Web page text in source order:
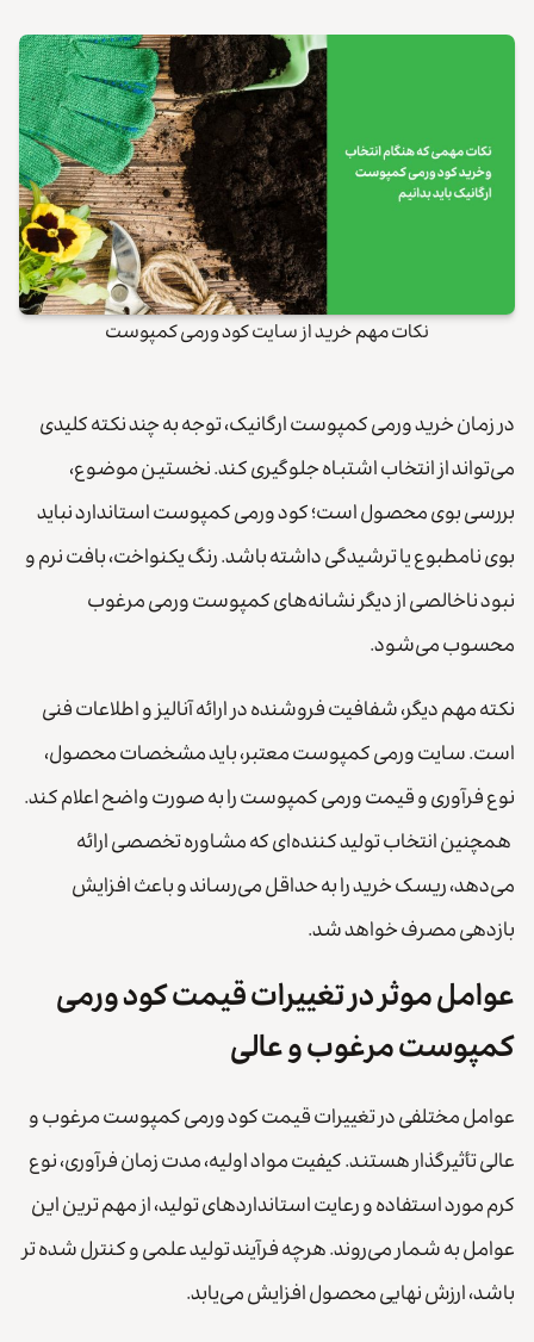
نکات مهم خرید از سایت کود ورمی کمپوست
در زمان خرید ورمی کمپوست ارگانیک، توجه به چند نکته کلیدی
می‌تواند از انتخاب اشتباه جلوگیری کند. نخستین موضوع،
بررسی بوی محصول است؛ کود ورمی کمپوست استاندارد نباید
بوی نامطبوع یا ترشیدگی داشته باشد. رنگ یکنواخت، بافت نرم و
نبود ناخالصی از دیگر نشانه‌های کمپوست ورمی مرغوب
محسوب می‌شود.
نکته مهم دیگر، شفافیت فروشنده در ارائه آنالیز و اطلاعات فنی
است. سایت ورمی کمپوست معتبر، باید مشخصات محصول،
نوع فرآوری و قیمت ورمی کمپوست را به صورت واضح اعلام کند.
همچنین انتخاب تولید کننده‌ای که مشاوره تخصصی ارائه
می‌دهد، ریسک خرید را به حداقل می‌رساند و باعث افزایش
بازدهی مصرف خواهد شد.
عوامل موثر در تغییرات قیمت کود ورمی
کمپوست مرغوب و عالی
عوامل مختلفی در تغییرات قیمت کود ورمی کمپوست مرغوب و
عالی تأثیرگذار هستند. کیفیت مواد اولیه، مدت زمان فرآوری، نوع
کرم مورد استفاده و رعایت استانداردهای تولید، از مهم ترین این
عوامل به شمار می‌روند. هرچه فرآیند تولید علمی و کنترل شده تر
باشد، ارزش نهایی محصول افزایش می‌یابد.